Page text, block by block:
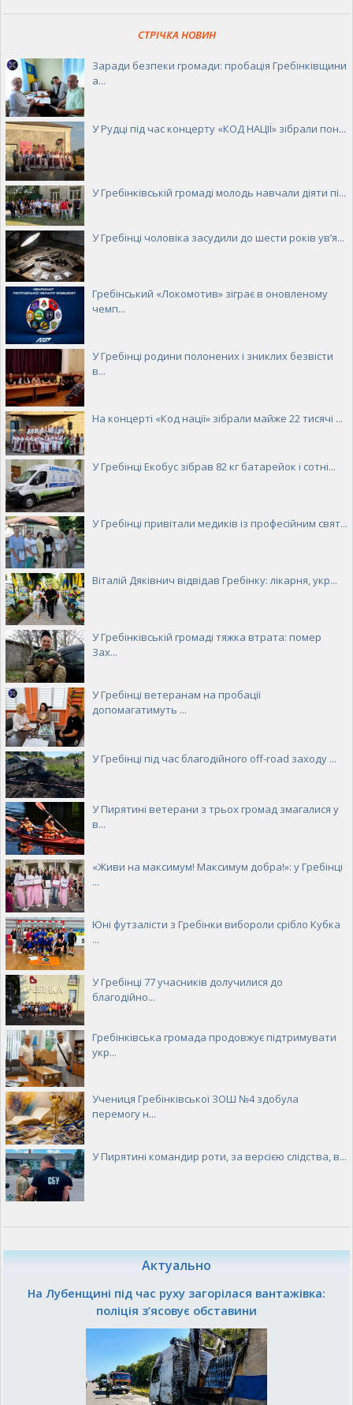
СТРІЧКА НОВИН
Заради безпеки громади: пробація Гребінківщини
а...
У Рудці під час концерту «КОД НАЦІЇ» зібрали пон...
У Гребінківській громаді молодь навчали діяти пі...
У Гребінці чоловіка засудили до шести років ув’я...
Гребінський «Локомотив» зіграє в оновленому
чемп...
У Гребінці родини полонених і зниклих безвісти
в...
На концерті «Код нації» зібрали майже 22 тисячі ...
У Гребінці Екобус зібрав 82 кг батарейок і сотні...
У Гребінці привітали медиків із професійним свят...
Віталій Дяківнич відвідав Гребінку: лікарня, укр...
У Гребінківській громаді тяжка втрата: помер
Зах...
У Гребінці ветеранам на пробації
допомагатимуть ...
У Гребінці під час благодійного off-road заходу ...
У Пирятині ветерани з трьох громад змагалися у
в...
«Живи на максимум! Максимум добра!»: у Гребінці
...
Юні футзалісти з Гребінки вибороли срібло Кубка
...
У Гребінці 77 учасників долучилися до
благодійно...
Гребінківська громада продовжує підтримувати
укр...
Учениця Гребінківської ЗОШ №4 здобула
перемогу н...
У Пирятині командир роти, за версією слідства, в...
Актуально
На Лубенщині під час руху загорілася вантажівка:
поліція з’ясовує обставини